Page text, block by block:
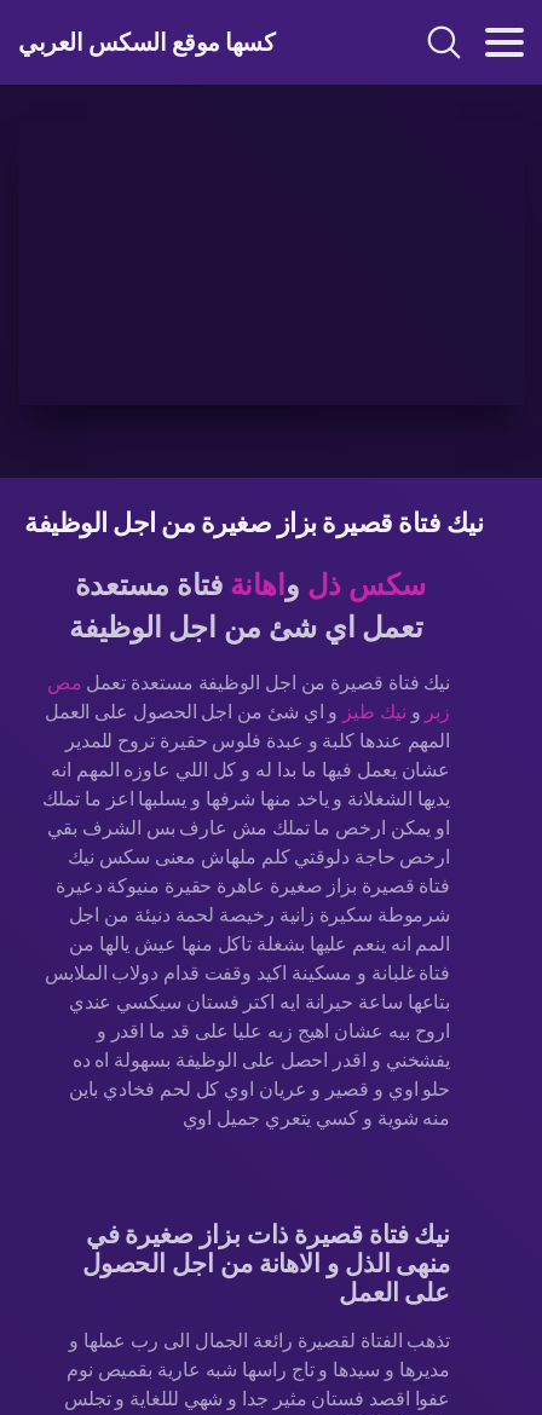
كسها موقع السكس العربي
نيك فتاة قصيرة بزاز صغيرة من اجل الوظيفة
سكس ذل و اهانة فتاة مستعدة
تعمل اي شئ من اجل الوظيفة
نيك فتاة قصيرة من اجل الوظيفة مستعدة تعمل مص
زبر و نيك طيز و اي شئ من اجل الحصول على العمل
المهم عندها كلبة و عبدة فلوس حقيرة تروح للمدير
عشان يعمل فيها ما بدا له و كل اللي عاوزه المهم انه
يديها الشغلانة و ياخد منها شرفها و يسلبها اعز ما تملك
او يمكن ارخص ما تملك مش عارف بس الشرف بقي
ارخص حاجة دلوقتي كلم ملهاش معنى سكس نيك
فتاة قصيرة بزاز صغيرة عاهرة حقيرة منيوكة دعيرة
شرموطة سكيرة زانية رخيصة لحمة دنيئة من اجل
المم انه ينعم عليها بشغلة تاكل منها عيش يالها من
فتاة غلبانة و مسكينة اكيد وقفت قدام دولاب الملابس
بتاعها ساعة حيرانة ايه اكتر فستان سيكسي عندي
اروح بيه عشان اهيج زبه عليا على قد ما اقدر و
يفشخني و اقدر احصل على الوظيفة بسهولة اه ده
حلو اوي و قصير و عريان اوي كل لحم فخادي باين
منه شوية و كسي يتعري جميل اوي
نيك فتاة قصيرة ذات بزاز صغيرة في
منهى الذل و الاهانة من اجل الحصول
على العمل
تذهب الفتاة لقصيرة رائعة الجمال الى رب عملها و
مديرها و سيدها و تاج راسها شبه عارية بقميص نوم
عفوا اقصد فستان مثير جدا و شهي لللغاية و تجلس